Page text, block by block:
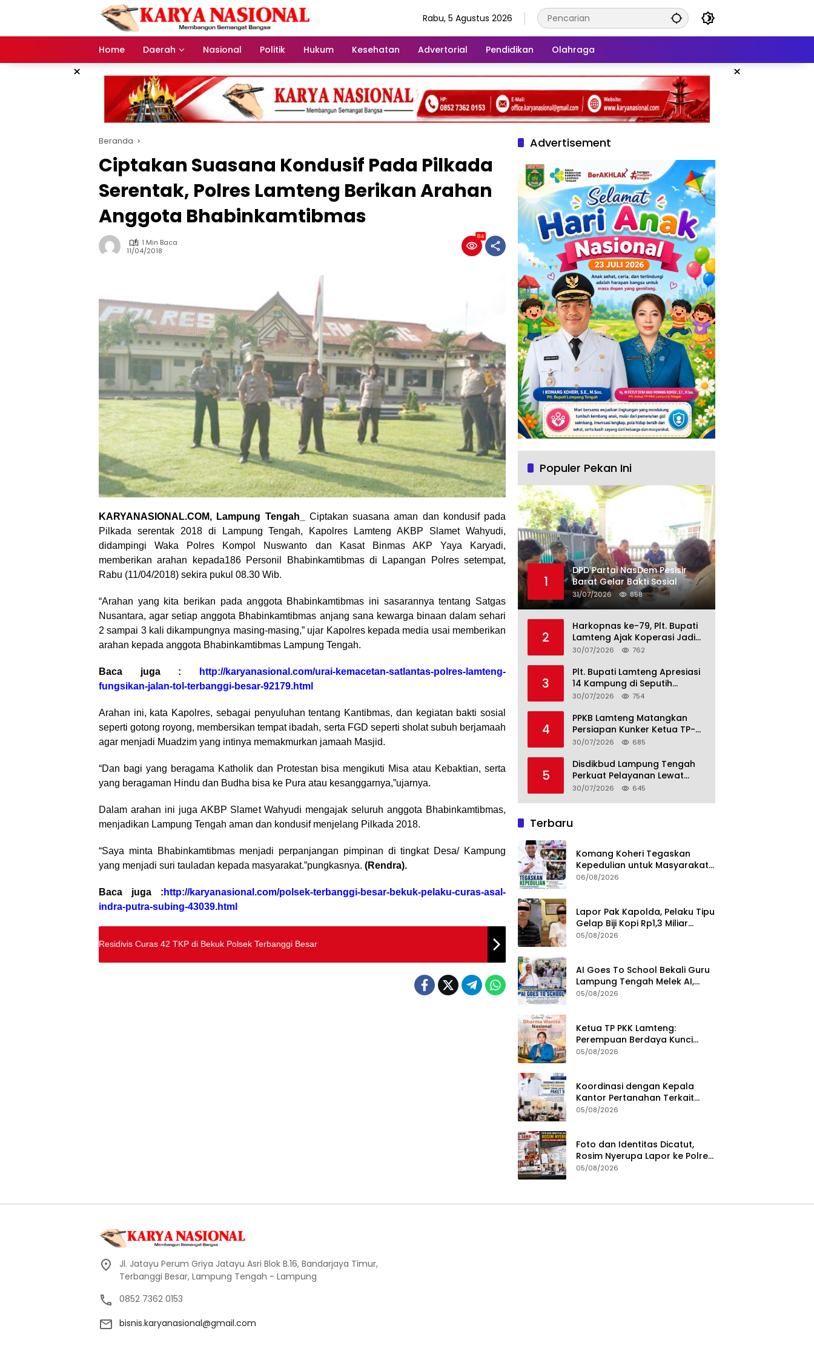
Rabu, 5 Agustus 2026
Home Daerah Nasional Politik Hukum Kesehatan Advertorial Pendidikan Olahraga
× ×
Beranda
Ciptakan Suasana Kondusif Pada Pilkada
Serentak, Polres Lamteng Berikan Arahan
Anggota Bhabinkamtibmas
1 Min Baca
11/04/2018
84
KARYANASIONAL.COM, Lampung Tengah_
Ciptakan suasana aman dan kondusif pada
Pilkada serentak 2018 di Lampung Tengah, Kapolres Lamteng AKBP Slamet Wahyudi,
didampingi Waka Polres Kompol Nuswanto dan Kasat Binmas AKP Yaya Karyadi,
memberikan arahan kepada186 Personil Bhabinkamtibmas di Lapangan Polres setempat,
Rabu (11/04/2018) sekira pukul 08.30 Wib.
“Arahan yang kita berikan pada anggota Bhabinkamtibmas ini sasarannya tentang Satgas
Nusantara, agar setiap anggota Bhabinkamtibmas anjang sana kewarga binaan dalam sehari
2 sampai 3 kali dikampungnya masing-masing,” ujar Kapolres kepada media usai memberikan
arahan kepada anggota Bhabinkamtibmas Lampung Tengah.
Baca juga :
http://karyanasional.com/urai-kemacetan-satlantas-polres-lamteng-
fungsikan-jalan-tol-terbanggi-besar-92179.html
Arahan ini, kata Kapolres, sebagai penyuluhan tentang Kantibmas, dan kegiatan bakti sosial
seperti gotong royong, membersikan tempat ibadah, serta FGD seperti sholat subuh berjamaah
agar menjadi Muadzim yang intinya memakmurkan jamaah Masjid.
“Dan bagi yang beragama Katholik dan Protestan bisa mengikuti Misa atau Kebaktian, serta
yang beragaman Hindu dan Budha bisa ke Pura atau kesanggarnya,”ujarnya.
Dalam arahan ini juga AKBP Slamet Wahyudi mengajak seluruh anggota Bhabinkamtibmas,
menjadikan Lampung Tengah aman dan kondusif menjelang Pilkada 2018.
“Saya minta Bhabinkamtibmas menjadi perpanjangan pimpinan di tingkat Desa/ Kampung
yang menjadi suri tauladan kepada masyarakat.”pungkasnya. (Rendra).
Baca juga : http://karyanasional.com/polsek-terbanggi-besar-bekuk-pelaku-curas-asal-
indra-putra-subing-43039.html
Residivis Curas 42 TKP di Bekuk Polsek Terbanggi Besar
Advertisement
Populer Pekan Ini
1
DPD Partai NasDem Pesisir
Barat Gelar Bakti Sosial
31/07/2026 858
2
Harkopnas ke-79, Plt. Bupati
Lamteng Ajak Koperasi Jadi
Motor Penggerak Ekonomi
30/07/2026 762
3
Plt. Bupati Lamteng Apresiasi
14 Kampung di Seputih
Raman Lunas PBB 2026, Harus
30/07/2026 754
4
PPKB Lamteng Matangkan
Persiapan Kunker Ketua TP-
PKK Provinsi, Launching
Jadi Fokus
30/07/2026 685
5
Disdikbud Lampung Tengah
Perkuat Pelayanan Lewat
S.M.I.L.E
30/07/2026 645
Terbaru
Komang Koheri Tegaskan
Kepedulian untuk Masyarakat
Lampung Tengah Lewat
06/08/2026
Lapor Pak Kapolda, Pelaku Tipu
Gelap Biji Kopi Rp1,3 Miliar
Dibebaskan: Sempat
05/08/2026
AI Goes To School Bekali Guru
Lampung Tengah Melek AI,
Perkuat Transformasi
05/08/2026
Ketua TP PKK Lamteng:
Perempuan Berdaya Kunci
Kemajuan Bangsa
05/08/2026
Koordinasi dengan Kepala
Kantor Pertanahan Terkait
Tindaklanjut Paket 9 Program
dan Tata Ruang
05/08/2026
Foto dan Identitas Dicatut,
Rosim Nyerupa Lapor ke Polres
Lampung Tengah
05/08/2026
Jl. Jatayu Perum Griya Jatayu Asri Blok B.16, Bandarjaya Timur,
Terbanggi Besar, Lampung Tengah - Lampung
0852 7362 0153
bisnis.karyanasional@gmail.com